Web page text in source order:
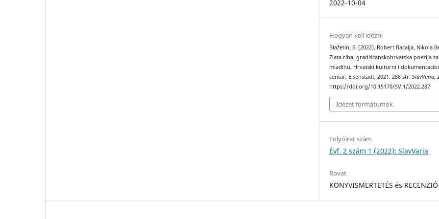
2022-10-04
Hogyan kell idézni
Blažetin, S. (2022). Robert Bacalja, Nikola
Zlata riba, gradišćanskohrvatska poezija
mladinu, Hrvatski kulturni i
centar, Eisenstadt, 2021. 288 str.SlavVaria,
https://doi.org/10.15170/SV.1/2022.287
Idézet formátumok
Folyóirat szám
Évf. 2 szám 1 (2022): SlavVaria
Rovat
KÖNYVISMERTETÉS és RECENZIÓ